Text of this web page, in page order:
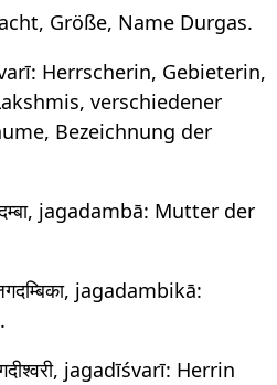
Größe, Name Durgas.
Herrscherin, Gebieterin,
verschiedener
Bezeichnung der
jagadambā: Mutter der
jagadambikā:
jagadīśvarī: Herrin